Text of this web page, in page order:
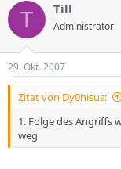
T Till
Administrator
29. Okt. 2007
Zitat von Dy0nisus:
1. Folge des Angriffs
weg